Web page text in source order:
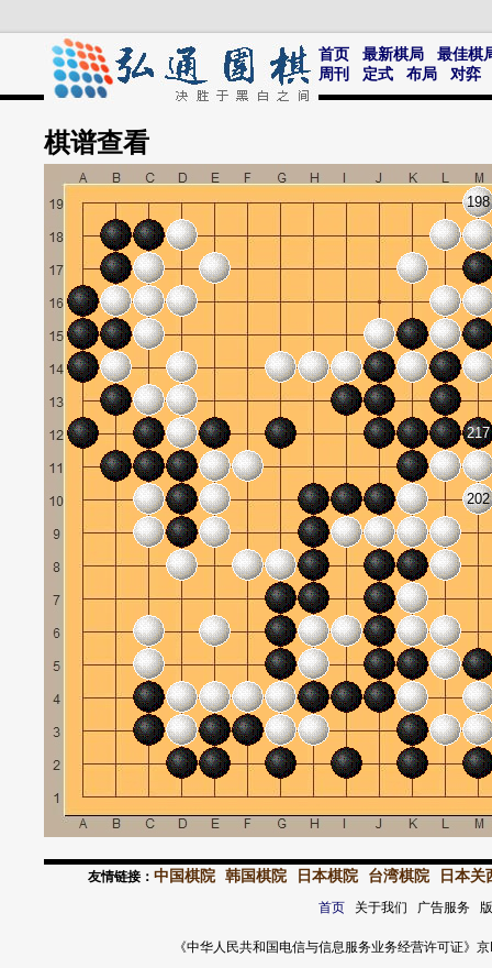
首页 最新棋局
最佳棋
周刊
定式 布局 对弈
棋谱查看
198
202
217
友情链接： 中国棋院 韩国棋院 日本棋院 台湾棋院 日本关
首页关于我们 广告服务
《中华人民共和国电信与信息服务业务经营许可证